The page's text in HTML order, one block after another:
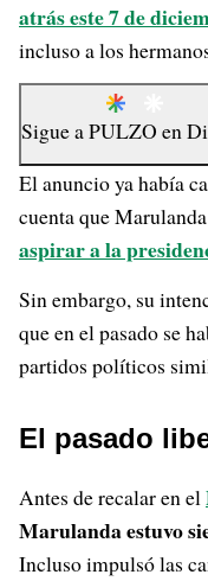
atrás este 7 de
incluso a los
Sigue aPULZO en
El anuncio ya había
cuenta que Marulanda
aspirar a la
Sin embargo, su
que en el pasado se
partidos políticos
El pasado
Antes de recalar en el
Marulanda estuvo
Incluso impulsó las